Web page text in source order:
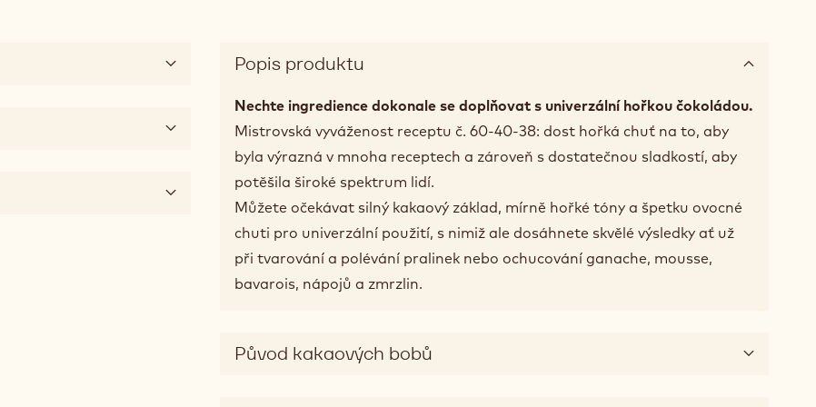
Popis produktu
Nechte ingredience dokonale se doplňovat s univerzální hořkou čokoládou.
Mistrovská vyváženost receptu č. 60-40-38: dost hořká chuť na to, aby
byla výrazná v mnoha receptech a zároveň s dostatečnou sladkostí, aby
potěšila široké spektrum lidí.
Můžete očekávat silný kakaový základ, mírně hořké tóny a špetku ovocné
chuti pro univerzální použití, s nimiž ale dosáhnete skvělé výsledky ať už
při tvarování a polévání pralinek nebo ochucování ganache, mousse,
bavarois, nápojů a zmrzlin.
Původ kakaových bobů